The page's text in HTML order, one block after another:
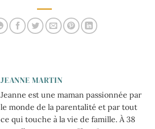
JEANNE MARTIN
Jeanne est une maman passionnée par
le monde de la parentalité et par tout
ce qui touche à la vie de famille. À 38